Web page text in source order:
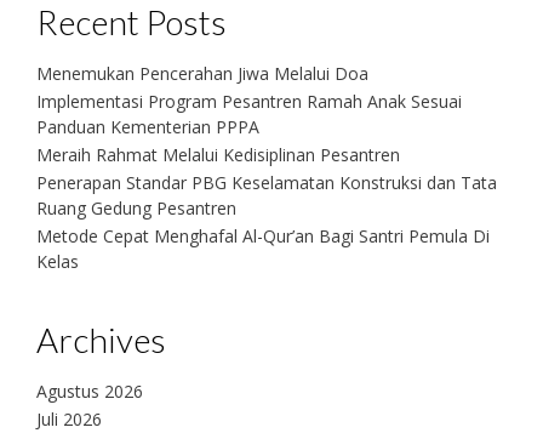
Recent Posts
Menemukan Pencerahan Jiwa Melalui Doa
Implementasi Program Pesantren Ramah Anak Sesuai
Panduan Kementerian PPPA
Meraih Rahmat Melalui Kedisiplinan Pesantren
Penerapan Standar PBG Keselamatan Konstruksi dan Tata
Ruang Gedung Pesantren
Metode Cepat Menghafal Al-Qur’an Bagi Santri Pemula Di
Kelas
Archives
Agustus 2026
Juli 2026